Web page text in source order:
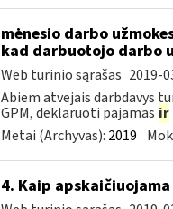
mėnesio darbo
kad darbuotojo darbo
Web turinio sąrašas 2019-
Abiem atvejais darbdavys
GPM, deklaruoti pajamas ir
Metai (Archyvas): 2019
4. Kaip